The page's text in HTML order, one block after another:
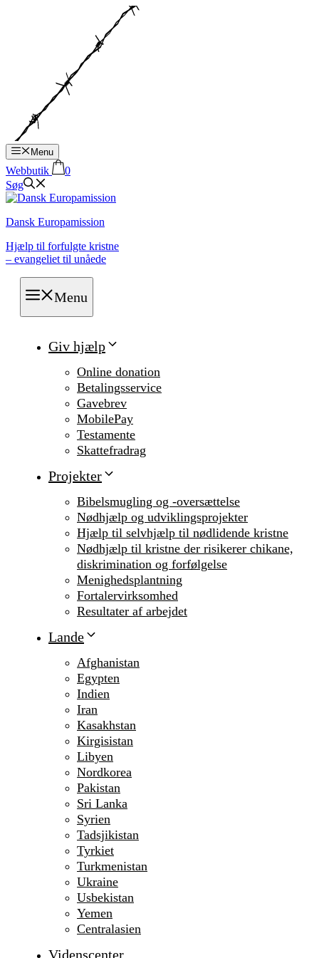
Menu
Webbutik
0
Søg
Dansk Europamission
Hjælp til forfulgte kristne
– evangeliet til unåede
Menu
Giv hjælp
Online donation
Betalingsservice
Gavebrev
MobilePay
Testamente
Skattefradrag
Projekter
Bibelsmugling og -oversættelse
Nødhjælp og udviklingsprojekter
Hjælp til selvhjælp til nødlidende kristne
Nødhjælp til kristne der risikerer chikane,
diskrimination og forfølgelse
Menighedsplantning
Fortalervirksomhed
Resultater af arbejdet
Lande
Afghanistan
Egypten
Indien
Iran
Kasakhstan
Kirgisistan
Libyen
Nordkorea
Pakistan
Sri Lanka
Syrien
Tadsjikistan
Tyrkiet
Turkmenistan
Ukraine
Usbekistan
Yemen
Centralasien
Videnscenter